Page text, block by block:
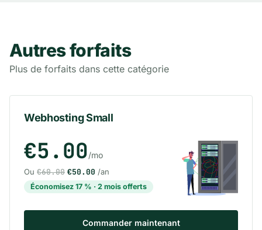
Autres forfaits
Plus de forfaits dans cette catégorie
Webhosting Small
€5.00/mo
Ou €60.00 €50.00 /an
Économisez 17 % · 2 mois offerts
Commander maintenant